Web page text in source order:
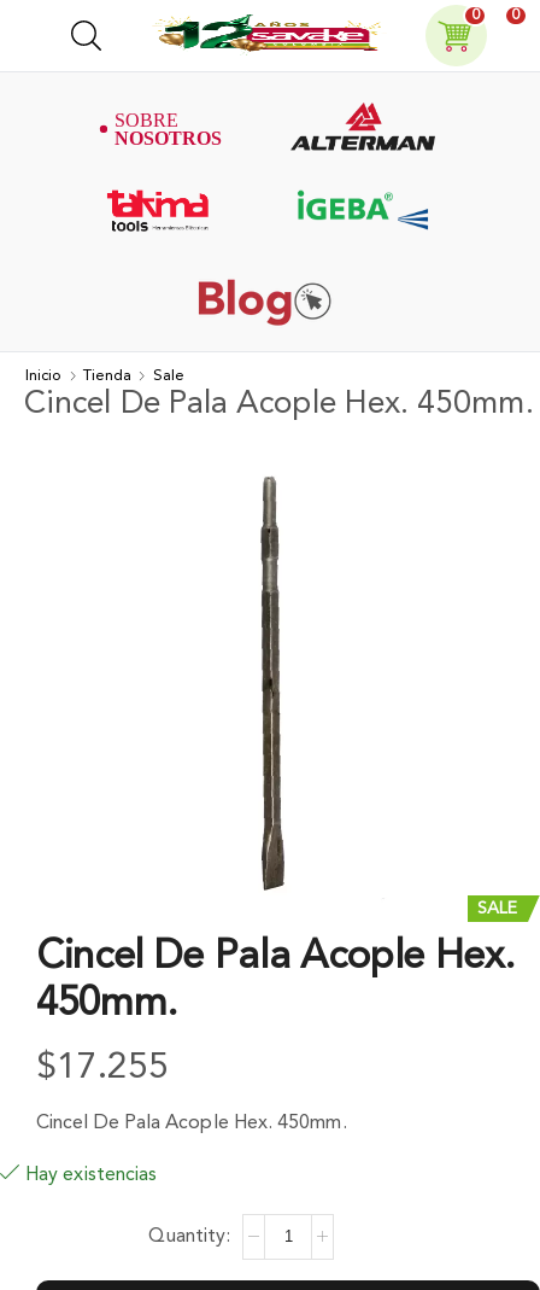
0 0
Inicio Tienda Sale
Cincel De Pala Acople Hex. 450mm.
SALE
Cincel De Pala Acople Hex.
450mm.
$17.255
Cincel De Pala Acople Hex. 450mm.
Hay existencias